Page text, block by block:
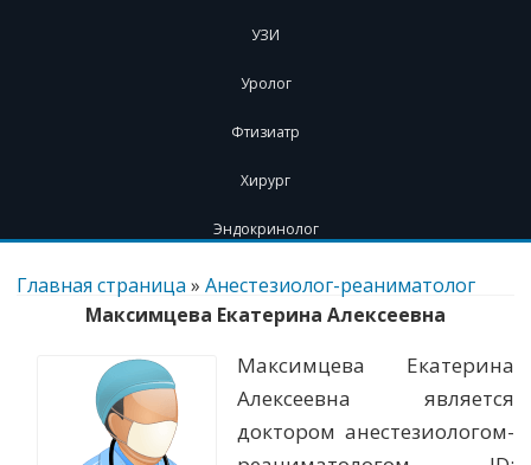
УЗИ
Уролог
Фтизиатр
Хирург
Эндокринолог
Перейти
содержимому
Главная страница » Анестезиолог-реаниматолог
Максимцева Екатерина Алексеевна
Максимцева Екатерина
Алексеевна является
доктором анестезиологом-